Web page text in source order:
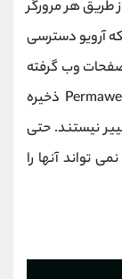
طریق هر مرورگر
آرویو دسترسی
صفحات وب گرفته
تا برنامه های کاربردی وب و ویدئوها را در Permaweb ذخیره
نیستند. حتی
تواند آنها را